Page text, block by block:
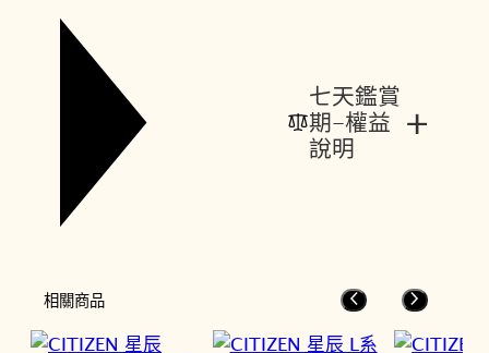
七天鑑賞
期-權益
說明
+
相關商品